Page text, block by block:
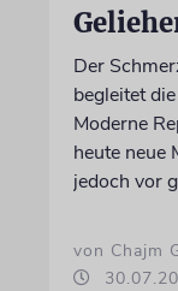
Der
begleitet
Moderne
heute neue
jedoch vor
von Chajm